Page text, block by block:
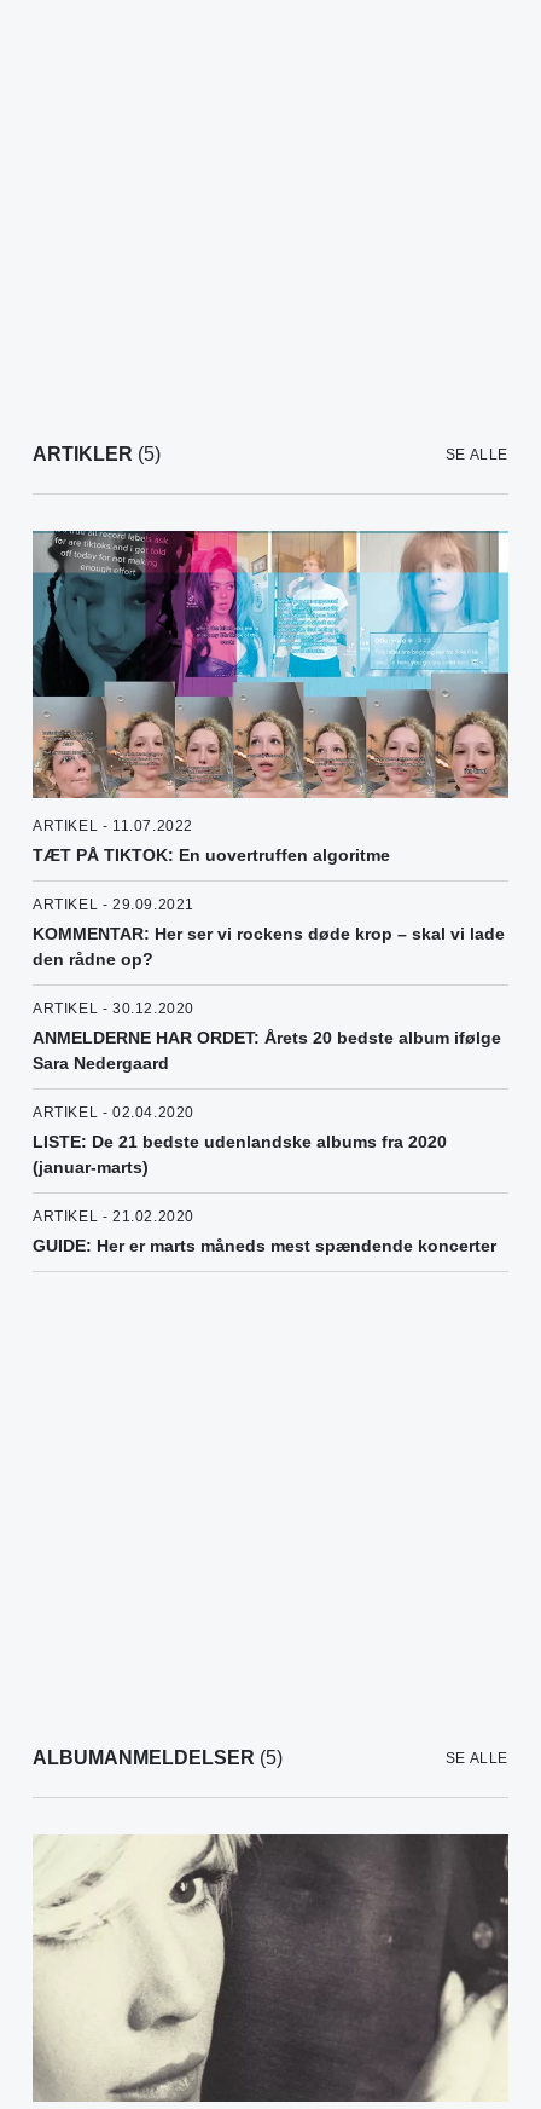
ARTIKLER (5) SE ALLE
ARTIKEL - 11.07.2022
TÆT PÅ TIKTOK: En uovertruffen algoritme
ARTIKEL - 29.09.2021
KOMMENTAR: Her ser vi rockens døde krop – skal vi lade
den rådne op?
ARTIKEL - 30.12.2020
ANMELDERNE HAR ORDET: Årets 20 bedste album ifølge
Sara Nedergaard
ARTIKEL - 02.04.2020
LISTE: De 21 bedste udenlandske albums fra 2020
(januar-marts)
ARTIKEL - 21.02.2020
GUIDE: Her er marts måneds mest spændende koncerter
ALBUMANMELDELSER (5) SE ALLE